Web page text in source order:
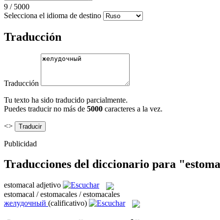
9 / 5000
Selecciona el idioma de destino
Traducción
Traducción
Tu texto ha sido traducido parcialmente.
Puedes traducir no más de 5000 caracteres a la vez.
<>
Publicidad
Traducciones del diccionario para
estomacal adjetivo
estomacal / estomacales / estomacales
желудочный (calificativo)